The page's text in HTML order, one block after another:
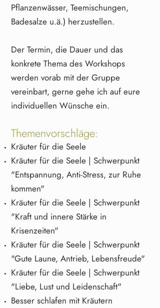
Pflanzenwässer, Teemischungen,
Badesalze u.ä.) herzustellen.
Der Termin, die Dauer und das
konkrete Thema des Workshops
werden vorab mit der Gruppe
vereinbart, gerne gehe ich auf eure
individuellen Wünsche ein.
Themenvorschläge:
Kräuter für die Seele
Kräuter für die Seele | Schwerpunkt
"Entspannung, Anti-Stress, zur Ruhe
kommen"
Kräuter für die Seele | Schwerpunkt
"Kraft und innere Stärke in
Krisenzeiten"
Kräuter für die Seele | Schwerpunkt
"Gute Laune, Antrieb, Lebensfreude"
Kräuter für die Seele | Schwerpunkt
"Liebe, Lust und Leidenschaft"
Besser schlafen mit Kräutern